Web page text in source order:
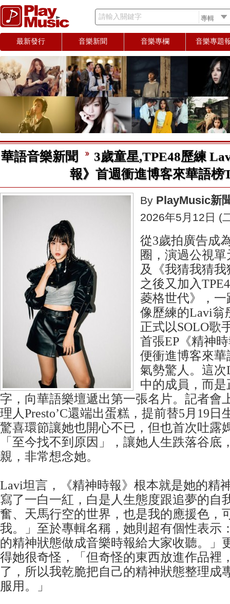
請輸入關鍵字
最新發行 音樂新聞 音樂專欄 音樂專題
華語音樂新聞
3歲童星,TPE48歷練
報》首週衝進博客來華語榜
By PlayMusic新
2026年5月12日 (
從3歲拍廣告成
圈，演過公視
及《我猜我猜
之後又加入
菱格世代》，
像歷練的Lavi翁
正式以SOLO歌
首張EP《精神
便衝進博客來華
氣勢驚人。這
中的成員，而
字，向華語樂壇遞出第一張名片。記者會
理人Presto’C還端出蛋糕，提前替5月19日
驚喜環節讓她也開心不已，但也首次吐露
「至今找不到原因」，讓她人生跌落谷底
親，非常想念她。
Lavi坦言，《精神時報》根本就是她的精
寫了一白一紅，白是人生態度跟追夢的自
奮、天馬行空的世界，也是我的應援色，
我。」至於專輯名稱，她則超有個性表示
的精神狀態做成音樂時報給大家收聽。」
得她很奇怪，「但奇怪的東西放進作品裡
了，所以我乾脆把自己的精神狀態整理成
服用。」